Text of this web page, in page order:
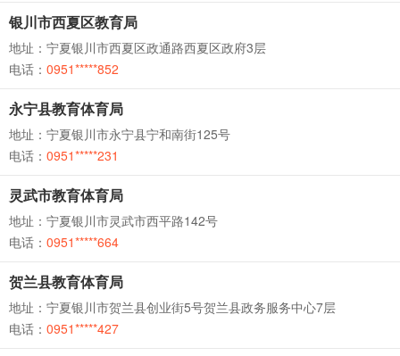
银川市西夏区教育局
地址：宁夏银川市西夏区政通路西夏区政府3层
电话： 0951*****852
永宁县教育体育局
地址：宁夏银川市永宁县宁和南街125号
电话： 0951*****231
灵武市教育体育局
地址：宁夏银川市灵武市西平路142号
电话： 0951*****664
贺兰县教育体育局
地址：宁夏银川市贺兰县创业街5号贺兰县政务服务中心7层
电话： 0951*****427